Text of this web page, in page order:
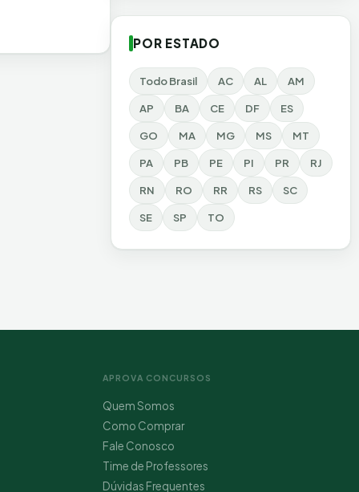
POR ESTADO
Todo Brasil AC AL AM
AP BA CE DF ES
GO MA MG MS MT
PA PB PE PI PR RJ
RN RO RR RS SC
SE SP TO
APROVA CONCURSOS
Quem Somos
Como Comprar
Fale Conosco
Time de Professores
Dúvidas Frequentes